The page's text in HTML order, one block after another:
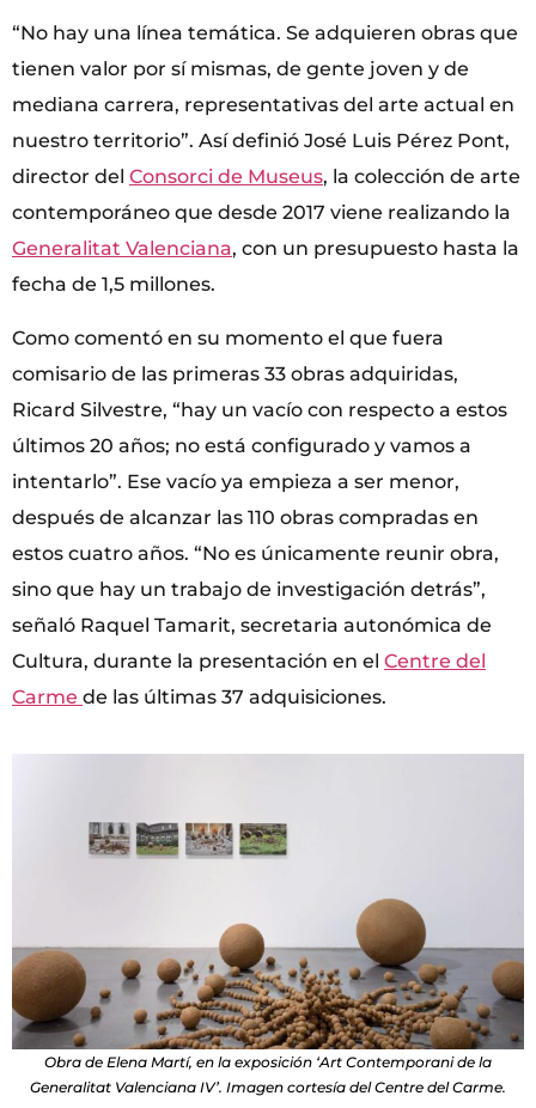
“No hay una línea temática. Se adquieren obras que
tienen valor por sí mismas, de gente joven y de
mediana carrera, representativas del arte actual en
nuestro territorio”. Así definió José Luis Pérez Pont,
director del Consorci de Museus, la colección de arte
contemporáneo que desde 2017 viene realizando la
Generalitat Valenciana, con un presupuesto hasta la
fecha de 1,5 millones.
Como comentó en su momento el que fuera
comisario de las primeras 33 obras adquiridas,
Ricard Silvestre, “hay un vacío con respecto a estos
últimos 20 años; no está configurado y vamos a
intentarlo”. Ese vacío ya empieza a ser menor,
después de alcanzar las 110 obras compradas en
estos cuatro años. “No es únicamente reunir obra,
sino que hay un trabajo de investigación detrás”,
señaló Raquel Tamarit, secretaria autonómica de
Cultura, durante la presentación en el Centre del
Carme de las últimas 37 adquisiciones.
Obra de Elena Martí, en la exposición ‘Art Contemporani de la
Generalitat Valenciana IV’. Imagen cortesía del Centre del Carme.